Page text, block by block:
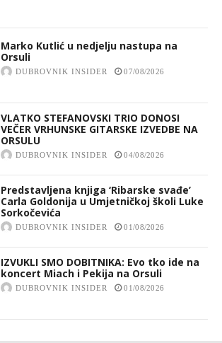
Marko Kutlić u nedjelju nastupa na
Orsuli
DUBROVNIK INSIDER 07/08/2026
VLATKO STEFANOVSKI TRIO DONOSI
VEČER VRHUNSKE GITARSKE IZVEDBE NA
ORSULU
DUBROVNIK INSIDER 04/08/2026
Predstavljena knjiga ‘Ribarske svađe’
Carla Goldonija u Umjetničkoj školi Luke
Sorkočevića
DUBROVNIK INSIDER 01/08/2026
IZVUKLI SMO DOBITNIKA: Evo tko ide na
koncert Miach i Pekija na Orsuli
DUBROVNIK INSIDER 01/08/2026